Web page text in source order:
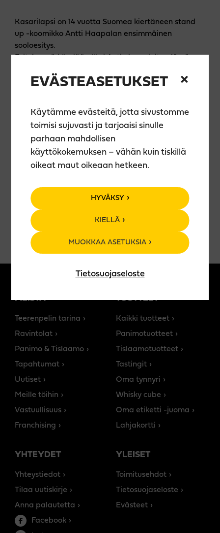
EVÄSTEASETUKSET
Käytämme evästeitä, jotta sivustomme
toimisi sujuvasti ja tarjoaisi sinulle
parhaan mahdollisen
käyttökokemuksen – vähän kuin tiskillä
oikeat maut oikeaan hetkeen.
HYVÄKSY
KIELLÄ
MUOKKAA ASETUKSIA
Tietosuojaseloste
Kasarilapsi on 14 vuotta Suomea kiertäneen stand
up -koomikko Antti Haapalan ensimmäinen
sooloesitys.
Esitys ja vauhti on taattua Anttia, eikä nauruilta voi
välttyä, kun tämä oman elämänsä MCGyver kaivaa
takatukan silmilleen, ja laittaa pykälään vaihteen
jossa Rambokin hengästyisi.
keikalle!
MEISTÄ
Teerenpelin tarina
Ravintolat
Panimo & Tislaamo
Tapahtumat
Uutiset
Meille töihin
Vastuullisuus
Franchising
TUOTTEET
Kaikki tuotteet
Panimotuotteet
Tislaamotuotteet
Tastingit
Oma tynnyri
Whisky cube
Oma etiketti -juoma
Lahjakortti
YHTEYDET
Yhteystiedot
Tilaa uutiskirje
Anna palautetta
Facebook
YLEISET
Toimitusehdot
Tietosuojaseloste
Evästeet